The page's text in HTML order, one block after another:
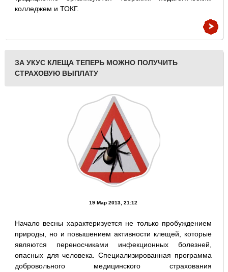
колледжем и ТОКГ.
ЗА УКУС КЛЕЩА ТЕПЕРЬ МОЖНО ПОЛУЧИТЬ
СТРАХОВУЮ ВЫПЛАТУ
19 Мар 2013, 21:12
Начало весны характеризуется не только пробуждением
природы, но и повышением активности клещей, которые
являются переносчиками инфекционных болезней,
опасных для человека. Специализированная программа
добровольного медицинского страхования